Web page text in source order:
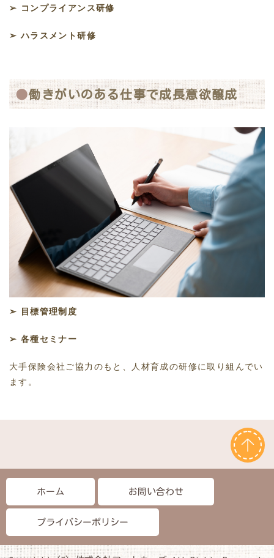
➢ コンプライアンス研修
➢ ハラスメント研修
働きがいのある仕事で成長意欲醸成
➢ 目標管理制度
➢ 各種セミナー
大手保険会社ご協力のもと、人材育成の研修に取り組んでい
ます。
ホーム お問い合わせ
プライバシーポリシー